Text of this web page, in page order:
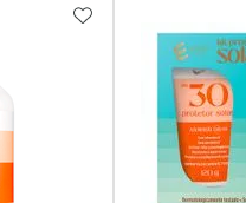
ADICIONAR AOS